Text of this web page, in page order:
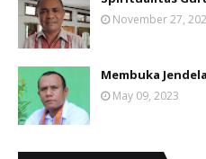
November 27,
Membuka
May 09, 2023